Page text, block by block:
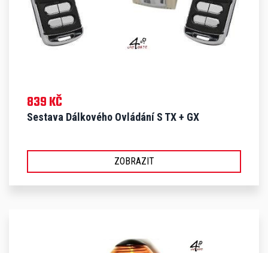
839 KČ
Sestava Dálkového Ovládání S TX + GX
ZOBRAZIT